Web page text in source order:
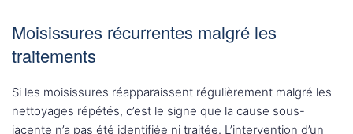
Moisissures récurrentes malgré les
traitements
Si les moisissures réapparaissent régulièrement malgré les
nettoyages répétés, c’est le signe que la cause sous-
jacente n’a pas été identifiée ni traitée. L’intervention d’un